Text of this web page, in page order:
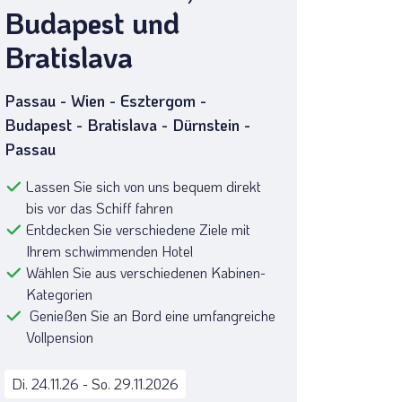
Budapest und
Bratislava
Passau - Wien - Esztergom -
Budapest - Bratislava - Dürnstein -
Passau
Lassen Sie sich von uns bequem direkt
bis vor das Schiff fahren
Entdecken Sie verschiedene Ziele mit
Ihrem schwimmenden Hotel
Wählen Sie aus verschiedenen Kabinen-
Kategorien
Genießen Sie an Bord eine umfangreiche
Vollpension
Di. 24.11.26 - So. 29.11.2026